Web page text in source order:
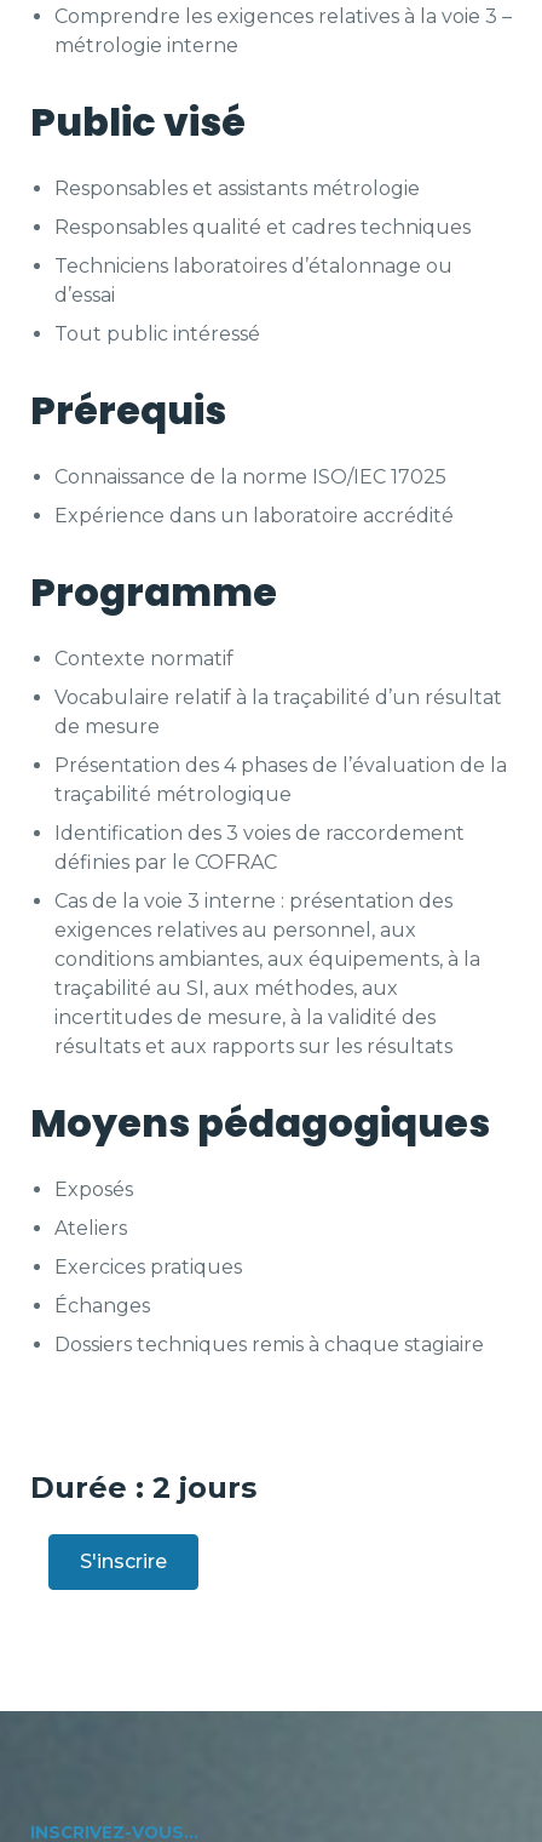
Comprendre les exigences relatives à la voie 3 –
métrologie interne
Public visé
Responsables et assistants métrologie
Responsables qualité et cadres techniques
Techniciens laboratoires d’étalonnage ou
d’essai
Tout public intéressé
Prérequis
Connaissance de la norme ISO/IEC 17025
Expérience dans un laboratoire accrédité
Programme
Contexte normatif
Vocabulaire relatif à la traçabilité d’un résultat
de mesure
Présentation des 4 phases de l’évaluation de la
traçabilité métrologique
Identification des 3 voies de raccordement
définies par le COFRAC
Cas de la voie 3 interne : présentation des
exigences relatives au personnel, aux
conditions ambiantes, aux équipements, à la
traçabilité au SI, aux méthodes, aux
incertitudes de mesure, à la validité des
résultats et aux rapports sur les résultats
Moyens pédagogiques
Exposés
Ateliers
Exercices pratiques
Échanges
Dossiers techniques remis à chaque stagiaire
Durée : 2 jours
S'inscrire
INSCRIVEZ-VOUS...